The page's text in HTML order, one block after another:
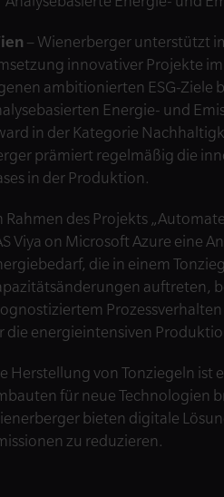
– Wienerberger unterstützt
innovativer Projekte
ambitionierten ESG-Ziele
Energie- und
in der Kategorie
prämiert regelmäßig die
in der Produktion.
Rahmen des Projekts
Viya on Microsoft Azure eine
die in einem
auftreten,
die energieintensiven
Herstellung von Tonziegeln ist
für neue Technologien
bieten digitale
zu reduzieren.